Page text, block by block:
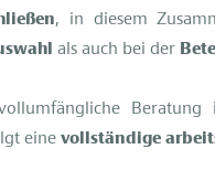
, in diesem
als auch bei der
Beratung
einevollständige